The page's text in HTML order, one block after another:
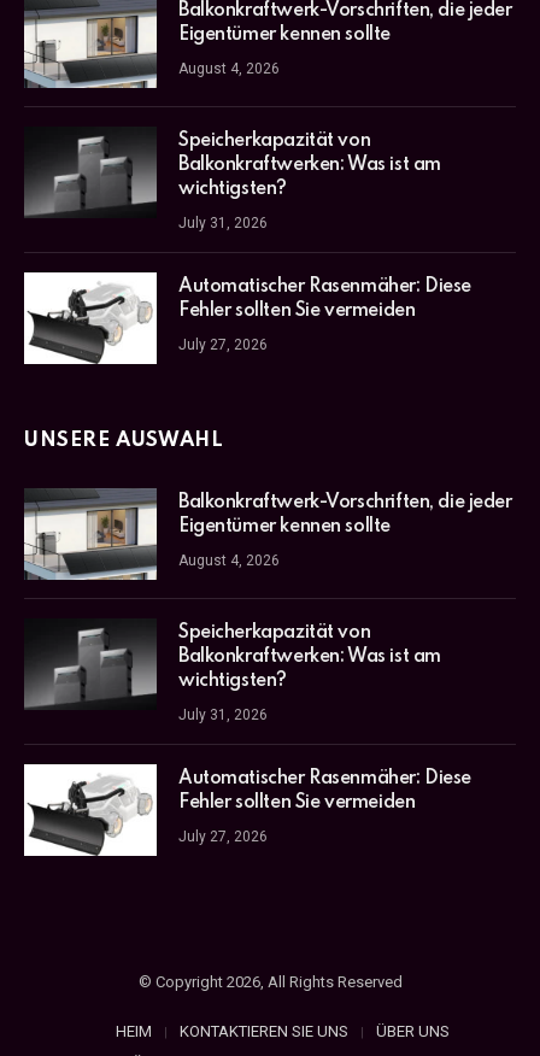
Balkonkraftwerk-Vorschriften, die jeder
Eigentümer kennen sollte
August 4, 2026
Speicherkapazität von
Balkonkraftwerken: Was ist am
wichtigsten?
July 31, 2026
Automatischer Rasenmäher: Diese
Fehler sollten Sie vermeiden
July 27, 2026
UNSERE AUSWAHL
Balkonkraftwerk-Vorschriften, die jeder
Eigentümer kennen sollte
August 4, 2026
Speicherkapazität von
Balkonkraftwerken: Was ist am
wichtigsten?
July 31, 2026
Automatischer Rasenmäher: Diese
Fehler sollten Sie vermeiden
July 27, 2026
© Copyright 2026, All Rights Reserved
HEIM KONTAKTIEREN SIE UNS
ÜBER UNS